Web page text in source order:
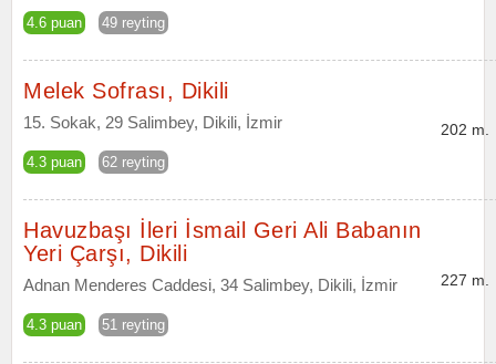
4.6 puan 49 reyting
Melek Sofrası, Dikili
15. Sokak, 29 Salimbey, Dikili, İzmir
4.3 puan 62 reyting
202 m.
Havuzbaşı İleri İsmail Geri Ali Babanın
Yeri Çarşı, Dikili
Adnan Menderes Caddesi, 34 Salimbey, Dikili, İzmir
4.3 puan 51 reyting
227 m.